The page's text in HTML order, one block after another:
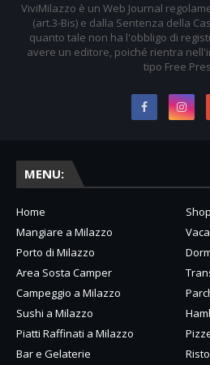
ViviMilazzo è un Web Journal
(art.3-Bis) e dalla Sentenza della
quanto tale non ha l'obbligo di
avere un editore, poiché rientra
tipo Free
MENU:
Home
Mangiare a Milazzo
Porto di Milazzo
Area Sosta Camper
Campeggio a Milazzo
Sushi a Milazzo
Piatti Raffinati a Milazzo
Bar e Gelaterie